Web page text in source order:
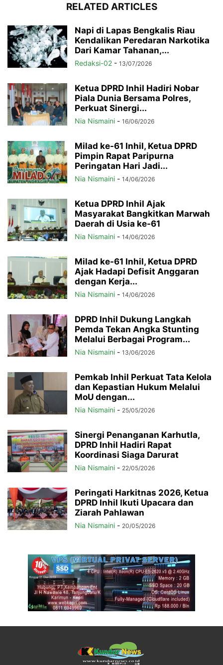
RELATED ARTICLES
Napi di Lapas Bengkalis Riau
Kendalikan Peredaran Narkotika
Dari Kamar Tahanan,...
Redaksi-02 - 13/07/2026
Ketua DPRD Inhil Hadiri Nobar
Piala Dunia Bersama Polres,
Perkuat Sinergi...
Nia Nismaini - 16/06/2026
Milad ke-61 Inhil, Ketua DPRD
Pimpin Rapat Paripurna
Peringatan Hari Jadi...
Nia Nismaini - 14/06/2026
Ketua DPRD Inhil Ajak
Masyarakat Bangkitkan Marwah
Daerah di Usia ke-61
Nia Nismaini - 14/06/2026
Milad ke-61 Inhil, Ketua DPRD
Ajak Hadapi Defisit Anggaran
dengan Kerja...
Nia Nismaini - 14/06/2026
DPRD Inhil Dukung Langkah
Pemda Tekan Angka Stunting
Melalui Berbagai Program...
Nia Nismaini - 13/06/2026
Pemkab Inhil Perkuat Tata Kelola
dan Kepastian Hukum Melalui
MoU dengan...
Nia Nismaini - 25/05/2026
Sinergi Penanganan Karhutla,
DPRD Inhil Hadiri Rapat
Koordinasi Siaga Darurat
Nia Nismaini - 22/05/2026
Peringati Harkitnas 2026, Ketua
DPRD Inhil Ikuti Upacara dan
Ziarah Pahlawan
Nia Nismaini - 20/05/2026